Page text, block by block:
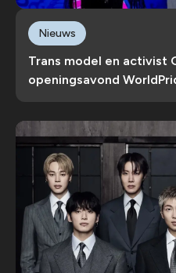
Trans model en activist
openingsavond
Nieuws